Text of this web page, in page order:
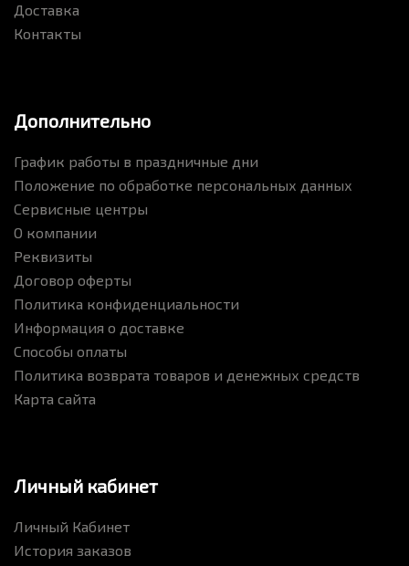
Доставка
Контакты
Дополнительно
График работы в праздничные дни
Положение по обработке персональных данных
Сервисные центры
О компании
Реквизиты
Договор оферты
Политика конфиденциальности
Информация о доставке
Способы оплаты
Политика возврата товаров и денежных средств
Карта сайта
Личный кабинет
Личный Кабинет
История заказов